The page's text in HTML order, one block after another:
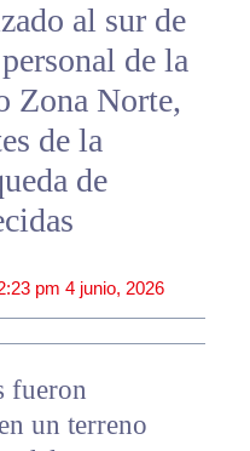
al sur de
de la
Zona Norte,
de la
de
pm 4 junio, 2026
fueron
un terreno